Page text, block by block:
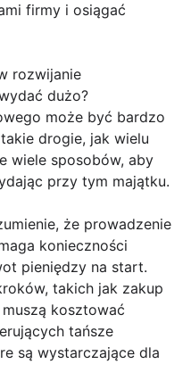
firmy i osiągać
rozwijanie
dużo?
może być bardzo
drogie, jak wielu
wiele sposobów, aby
przy tym majątku.
że prowadzenie
konieczności
pieniędzy na start.
takich jak zakup
kosztować
tańsze
są wystarczające dla